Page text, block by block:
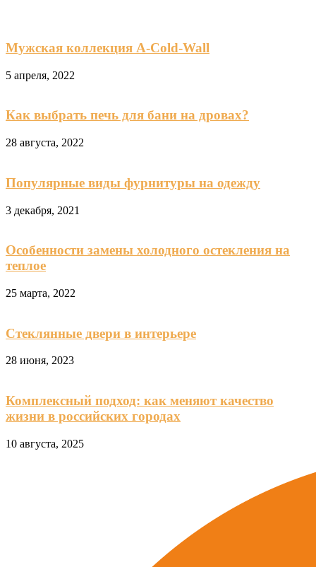
Мужская коллекция A-Cold-Wall
5 апреля, 2022
Как выбрать печь для бани на дровах?
28 августа, 2022
Популярные виды фурнитуры на одежду
3 декабря, 2021
Особенности замены холодного остекления на
теплое
25 марта, 2022
Стеклянные двери в интерьере
28 июня, 2023
Комплексный подход: как меняют качество
жизни в российских городах
10 августа, 2025